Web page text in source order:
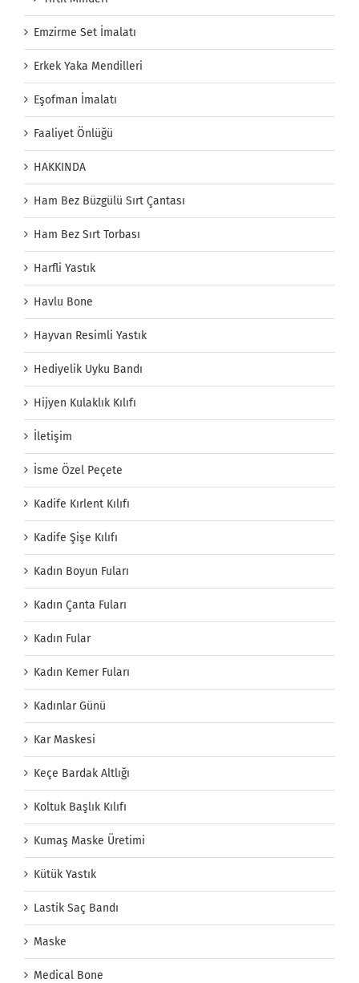
Emzirme Set İmalatı
Erkek Yaka Mendilleri
Eşofman İmalatı
Faaliyet Önlüğü
HAKKINDA
Ham Bez Büzgülü Sırt Çantası
Ham Bez Sırt Torbası
Harfli Yastık
Havlu Bone
Hayvan Resimli Yastık
Hediyelik Uyku Bandı
Hijyen Kulaklık Kılıfı
İletişim
İsme Özel Peçete
Kadife Kırlent Kılıfı
Kadife Şişe Kılıfı
Kadın Boyun Fuları
Kadın Çanta Fuları
Kadın Fular
Kadın Kemer Fuları
Kadınlar Günü
Kar Maskesi
Keçe Bardak Altlığı
Koltuk Başlık Kılıfı
Kumaş Maske Üretimi
Kütük Yastık
Lastik Saç Bandı
Maske
Medical Bone